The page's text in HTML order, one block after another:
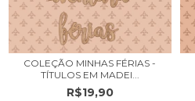
COLEÇÃO MINHAS FÉRIAS -
TÍTULOS EM MADEI...
R$19,90